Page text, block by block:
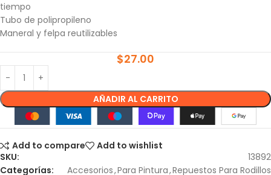
tiempo
Tubo de polipropileno
Maneral y felpa reutilizables
$27.00
AÑADIR AL CARRITO
Add to compare
Add to wishlist
SKU:
13892
Categorías:
Accesorios,Para Pintura,Repuestos Para Rodillos